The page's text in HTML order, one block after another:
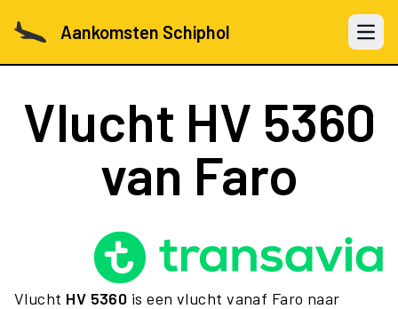
Aankomsten Schiphol Open
Vlucht HV 5360
van Faro
Vlucht HV 5360 is een vlucht vanaf Faro naar